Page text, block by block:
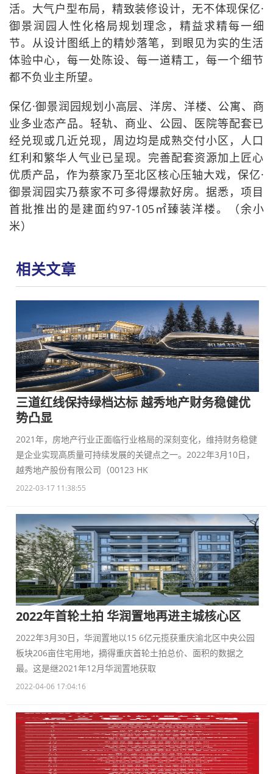
活。大气户型布局，精致装修设计，无不体现保亿·
御景润园人性化格局规划理念，精益求精每一细
节。从设计图纸上的精妙落笔，到眼见为实的生活
体验中心，每一处陈设、每一道精工，每一个细节
都不负业主所望。
保亿·御景润园规划小高层、洋房、洋楼、公寓、商
业多业态产品。轻轨、商业、公园、医院等配套已
经兑现或几近兑现，周边均是成熟交付小区，人口
红利和繁华人气业已呈现。完善配套资源加上匠心
优质产品，作为蔡家乃至北区核心压轴大戏，保亿·
御景润园实乃蔡家不可多得爆款好房。据悉，项目
首批推出的是建面约97-105㎡臻装洋楼。（余小
米）
相关文章
三道红线保持绿档达标 越秀地产财务稳健优
势凸显
2021年，房地产行业正面临行业格局的深刻变化，维持财务稳健
是企业实现高质量可持续发展的关键点之一。2022年3月10日，
越秀地产股份有限公司（00123 HK
2022-03-17 11:38:55
2022年首轮土拍 华润置地再进主城核心区
2022年3月30日，华润置地以15 6亿元揽获重庆渝北区中央公园
板块206亩住宅用地，摘得重庆首轮土拍总价、面积的数据之
最。这是继2021年12月华润置地获取
2022-04-06 17:04:16